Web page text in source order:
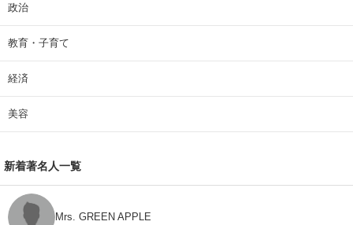
政治
教育・子育て
経済
美容
新着著名人一覧
Mrs. GREEN APPLE